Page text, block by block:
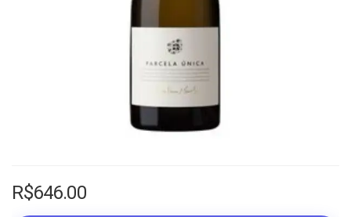
R$646.00